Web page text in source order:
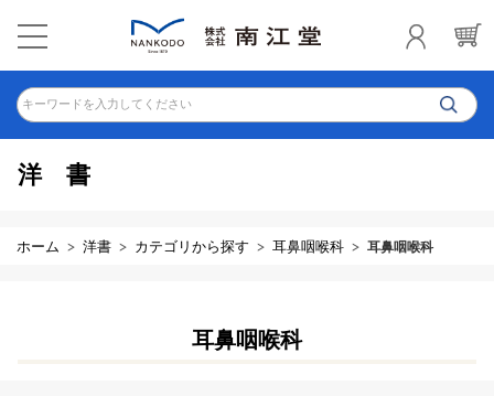
キーワードを入力してください
洋書
ホーム 洋書 カテゴリから探す 耳鼻咽喉科 耳鼻咽喉科
耳鼻咽喉科